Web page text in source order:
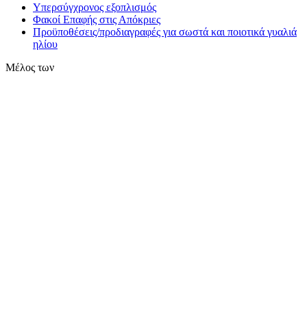
Υπερσύγχρονος εξοπλισμός
Φακοί Επαφής στις Απόκριες
Προϋποθέσεις/προδιαγραφές για σωστά και ποιοτικά γυαλιά
ηλίου
Μέλος των